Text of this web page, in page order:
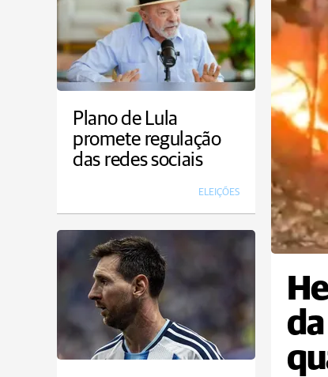
Plano de Lula
promete regulação
das redes sociais
ELEIÇÕES